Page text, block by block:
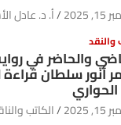
أ. د. عادل
والنقد
والحاضر في
أنور سلطان قراءة
الحواري
الكاتب